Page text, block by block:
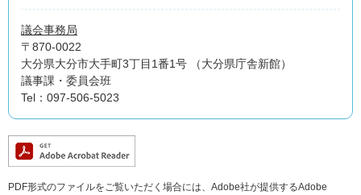
議会事務局
〒870-0022
大分県大分市大手町3丁目1番1号 （大分県庁舎新館）
議事課・委員会班
Tel：097-506-5023
PDF形式のファイルをご覧いただく場合には、Adobe社が提供するAdobe